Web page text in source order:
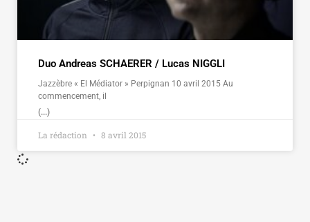
Duo Andreas SCHAERER / Lucas NIGGLI
Jazzèbre « El Médiator » Perpignan 10 avril 2015 Au
commencement, il
(...)
La rédaction 8 avril 2015